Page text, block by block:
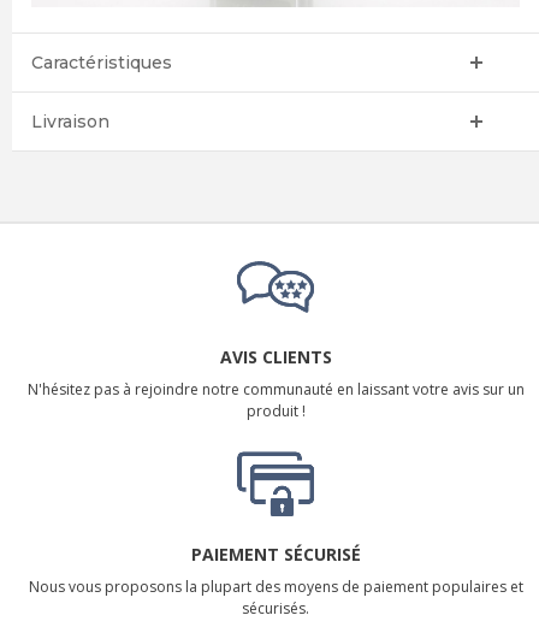
Caractéristiques
Livraison
AVIS CLIENTS
N'hésitez pas à rejoindre notre communauté en laissant votre avis sur un
produit !
PAIEMENT SÉCURISÉ
Nous vous proposons la plupart des moyens de paiement populaires et
sécurisés.